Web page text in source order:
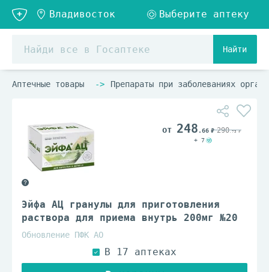
Найти
Аптечные товары Препараты при заболеваниях
Эйфа АЦ гранулы для приготовления
раствора для приема внутрь 200мг №20
Обновление ПФК АО
248 .66 290.73
+ 7